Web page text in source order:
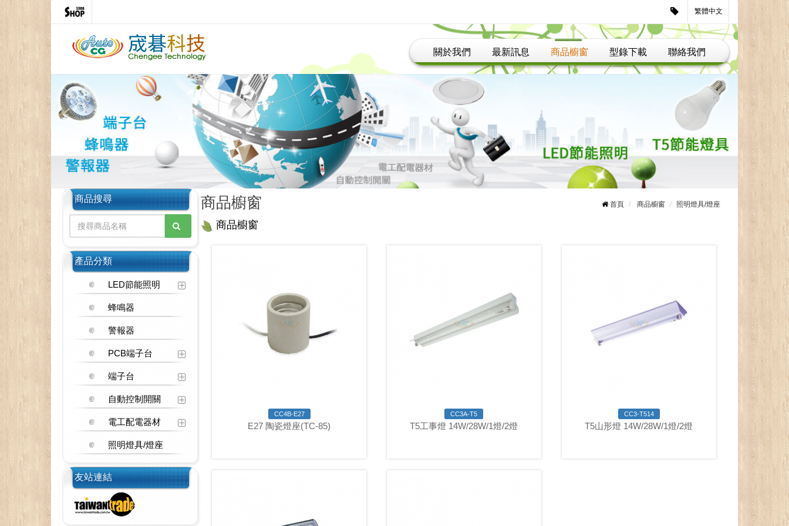
繁體中文
關於我們 最新訊息 商品櫥窗 型錄下載 聯絡我們
商品搜尋
產品分類
LED節能照明
蜂鳴器
警報器
PCB端子台
端子台
自動控制開關
電工配電器材
照明燈具/燈座
友站連結
商品櫥窗 首頁 商品櫥窗 照明燈具/燈座
商品櫥窗
CC4B-E27
E27 陶瓷燈座(TC-85)
CC3A-T5
T5工事燈 14W/28W/1燈/2燈
CC3-T514
T5山形燈 14W/28W/1燈/2燈